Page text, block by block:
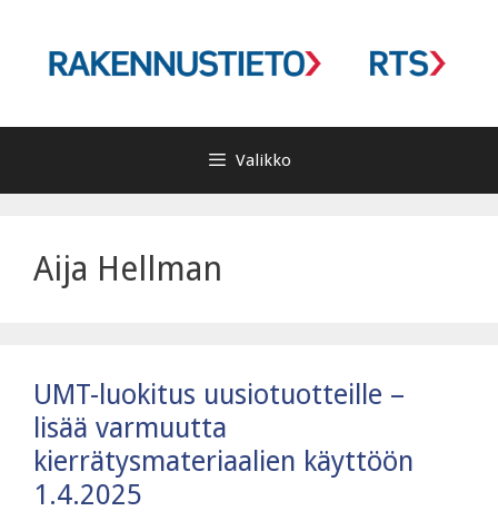
Valikko
Aija Hellman
UMT-luokitus uusiotuotteille –
lisää varmuutta
kierrätysmateriaalien käyttöön
1.4.2025